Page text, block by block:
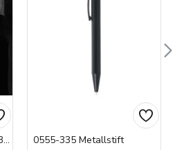
Pop-up Display Örümcek Banner Baskı 0555-335 Metallstift